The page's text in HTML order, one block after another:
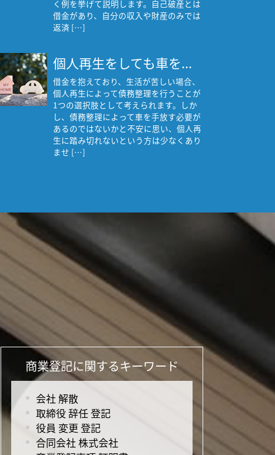
く例を挙げて説明します。自己破産とは
借金があり、自分の収入や財産のみでは
返済 […]
個人再生をしても車を...
借金を抱えており、生活が苦しい場合、
個人再生によって債務整理を行うことが
1つの選択肢として考えられます。しか
し、債務整理によって車を手放す必要が
あるのではないかと不安に思い、個人再
生に踏み切れないという方は少なくあり
ませ […]
商業登記に関するキーワード
会社 解散
取締役 辞任 登記
役員 変更 登記
合同会社 株式会社